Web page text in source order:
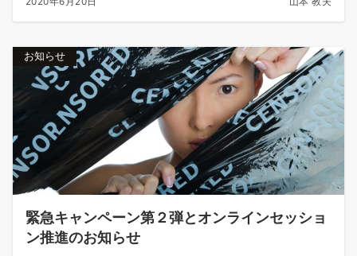
お知らせ
緊急キャンペーン第２弾とオンラインセッショ
ン推進のお知らせ